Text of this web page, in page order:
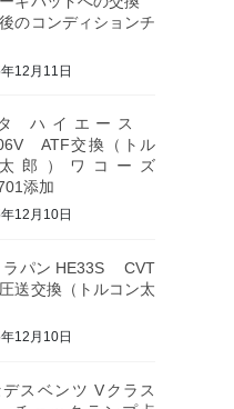
のコンディションチ
12月11日
ハイエース
ATF交換（トル
郎）ワコーズ
添加
12月10日
ラパン HE33S CVT
送交換（トルコン太
12月10日
デスベンツ Vクラス